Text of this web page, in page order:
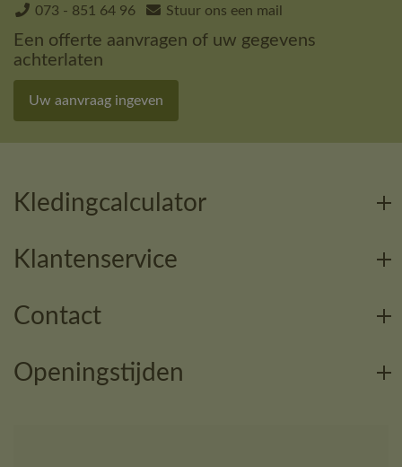
073 - 851 64 96 Stuur ons een mail
Een offerte aanvragen of uw gegevens
achterlaten
Uw aanvraag ingeven
Kledingcalculator
Klantenservice
Contact
Openingstijden